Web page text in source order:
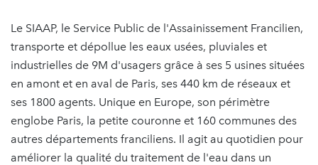
Le SIAAP, le Service Public de l'Assainissement Francilien,
transporte et dépollue les eaux usées, pluviales et
industrielles de 9M d'usagers grâce à ses 5 usines situées
en amont et en aval de Paris, ses 440 km de réseaux et
ses 1800 agents. Unique en Europe, son périmètre
englobe Paris, la petite couronne et 160 communes des
autres départements franciliens. Il agit au quotidien pour
améliorer la qualité du traitement de l'eau dans un